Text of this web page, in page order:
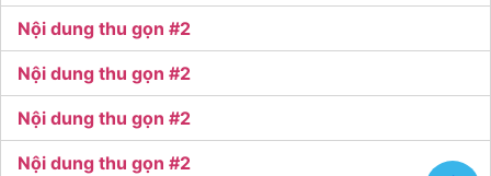
Nội dung thu gọn #2
Nội dung thu gọn #2
Nội dung thu gọn #2
Nội dung thu gọn #2